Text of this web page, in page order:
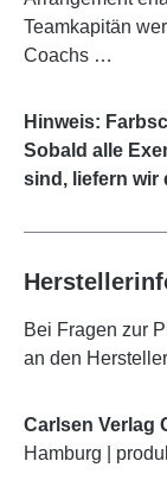
Teamkapitän
Coachs …
Hinweis:
Sobald alle
sind, liefern wir
Bei Fragen zur
an den
Carlsen Verlag
Hamburg |